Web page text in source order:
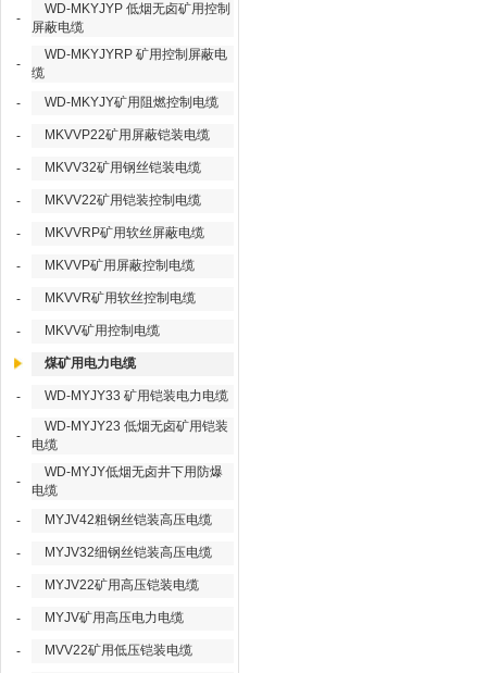
-
WD-MKYJYP 低烟无卤矿用控制
屏蔽电缆
-
WD-MKYJYRP 矿用控制屏蔽电
缆
-
WD-MKYJY矿用阻燃控制电缆
- MKVVP22矿用屏蔽铠装电缆
- MKVV32矿用钢丝铠装电缆
- MKVV22矿用铠装控制电缆
- MKVVRP矿用软丝屏蔽电缆
- MKVVP矿用屏蔽控制电缆
- MKVVR矿用软丝控制电缆
- MKVV矿用控制电缆
煤矿用电力电缆
- WD-MYJY33 矿用铠装电力电缆
-
WD-MYJY23 低烟无卤矿用铠装
电缆
-
WD-MYJY低烟无卤井下用防爆
电缆
-
MYJV42粗钢丝铠装高压电缆
- MYJV32细钢丝铠装高压电缆
- MYJV22矿用高压铠装电缆
- MYJV矿用高压电力电缆
- MVV22矿用低压铠装电缆